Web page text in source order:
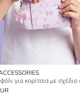
για κορίτσια με σχέδιο